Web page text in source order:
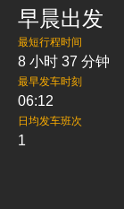
早晨出发
最短行程时间
8 小时 37 分钟
最早发车时刻
06:12
日均发车班次
1